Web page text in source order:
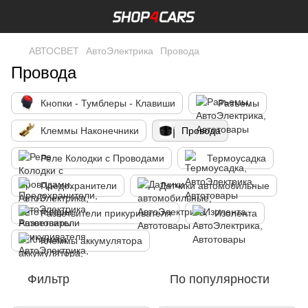
АВТОСВЕТ АвтоЭлектрика Провода
Провода
Кнопки - Тумблеры - Клавиши Разъемы
Клеммы Наконечники Провода
Реле Колодки с Проводами Термоусадка
Предохранители Датчики автомобильные
Разветвители прикуривателя Изолента
Клеммы аккумулятора
Фильтр По популярности